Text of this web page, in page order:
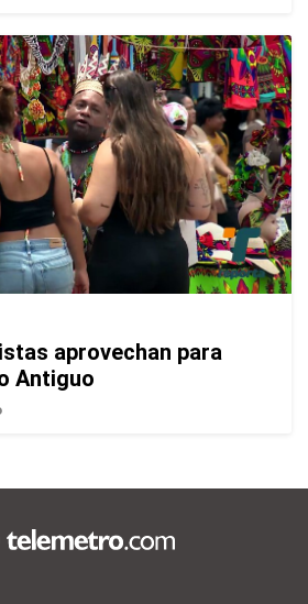
aprovechan para
Antiguo